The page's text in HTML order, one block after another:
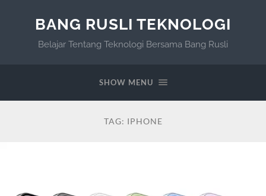
BANG RUSLI TEKNOLOGI
Belajar Tentang Teknologi Bersama Bang Rusli
SHOW MENU
TAG: IPHONE